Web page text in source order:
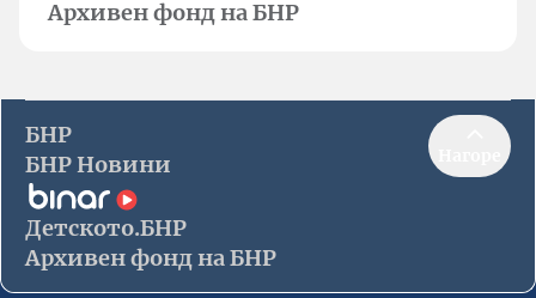
Архивен фонд на БНР
БНР
БНР Новини
Детското.БНР
Архивен фонд на БНР